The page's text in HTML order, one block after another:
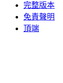
完整版本
免責聲明
頂端